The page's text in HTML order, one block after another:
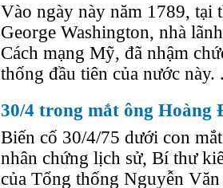
Vào ngày này năm 1789, tại
George Washington, nhà
Cách mạng Mỹ, đã nhậm
thống đầu tiên của nước này.
30/4 trong mắt ông Hoàng
Biến cố 30/4/75 dưới con
nhân chứng lịch sử, Bí thư
của Tổng thống Nguyễn